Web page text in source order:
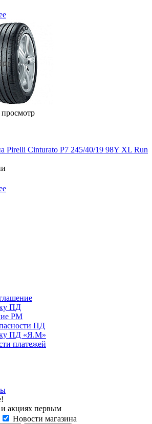
Pirelli Cinturato P7 245/40/19 98Y XL Run
ПД
РМ
ПД
ПД «Я.М»
платежей
и акциях первым
Новости магазина